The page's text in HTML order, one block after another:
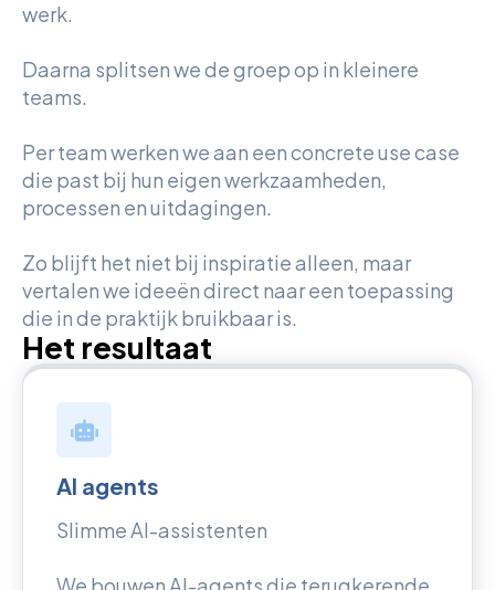
werk.
Daarna splitsen we de groep op in kleinere
teams.
Per team werken we aan een concrete use case
die past bij hun eigen werkzaamheden,
processen en uitdagingen.
Zo blijft het niet bij inspiratie alleen, maar
vertalen we ideeën direct naar een toepassing
die in de praktijk bruikbaar is.
Het resultaat
AI agents
Slimme AI-assistenten